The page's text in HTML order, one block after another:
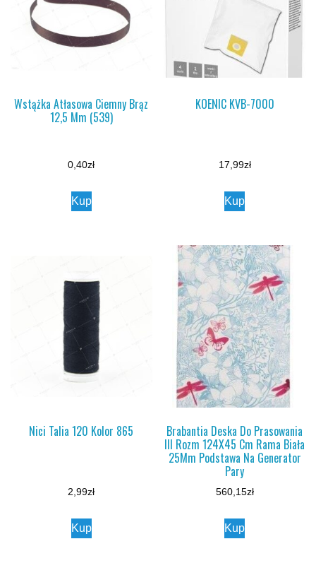
Wstążka Atłasowa Ciemny Brąz
12,5 Mm (539)
0,40zł
Kup
KOENIC KVB-7000
17,99zł
Kup
Nici Talia 120 Kolor 865
2,99zł
Kup
Brabantia Deska Do Prasowania
III Rozm 124X45 Cm Rama Biała
25Mm Podstawa Na Generator
Pary
560,15zł
Kup